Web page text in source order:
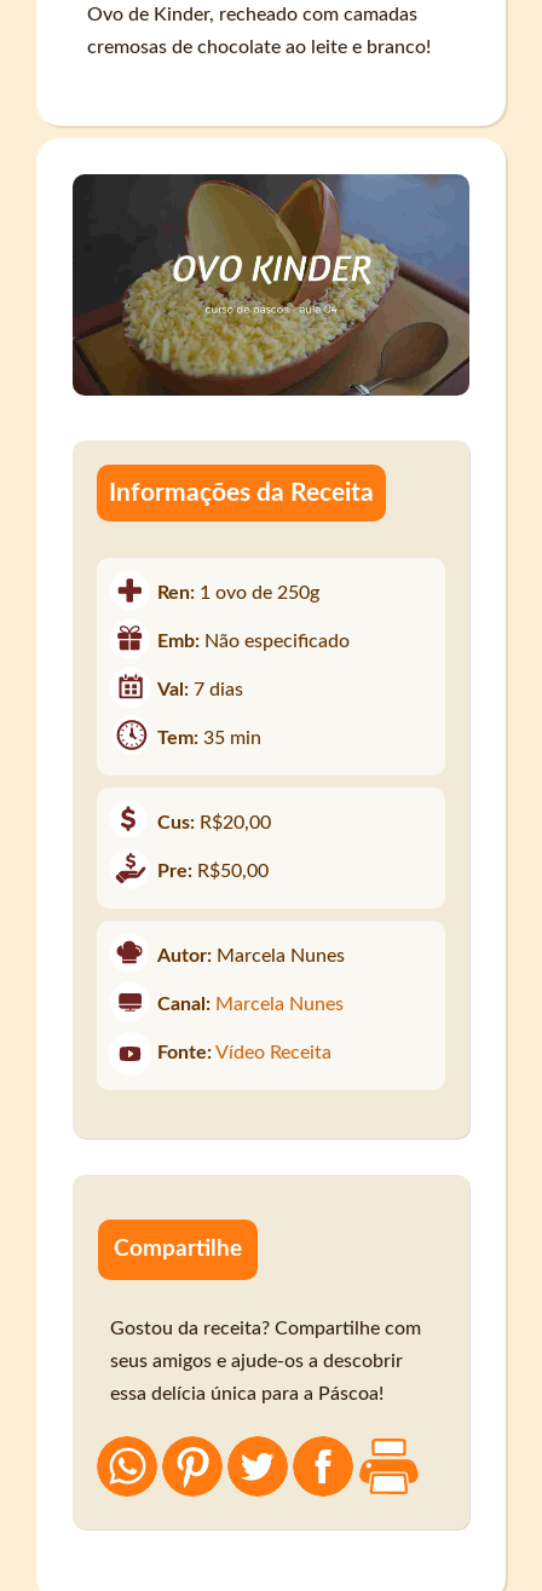
Ovo de Kinder, recheado com camadas
cremosas de chocolate ao leite e branco!
Informações da Receita
Ren: 1 ovo de 250g
Emb: Não especificado
Val:7 dias
Tem:35 min
Cus: R$20,00
Pre: R$50,00
Autor: Marcela Nunes
Canal: Marcela Nunes
Fonte: Vídeo Receita
Compartilhe
Gostou da receita? Compartilhe com
seus amigos e ajude-os a descobrir
essa delícia única para a Páscoa!